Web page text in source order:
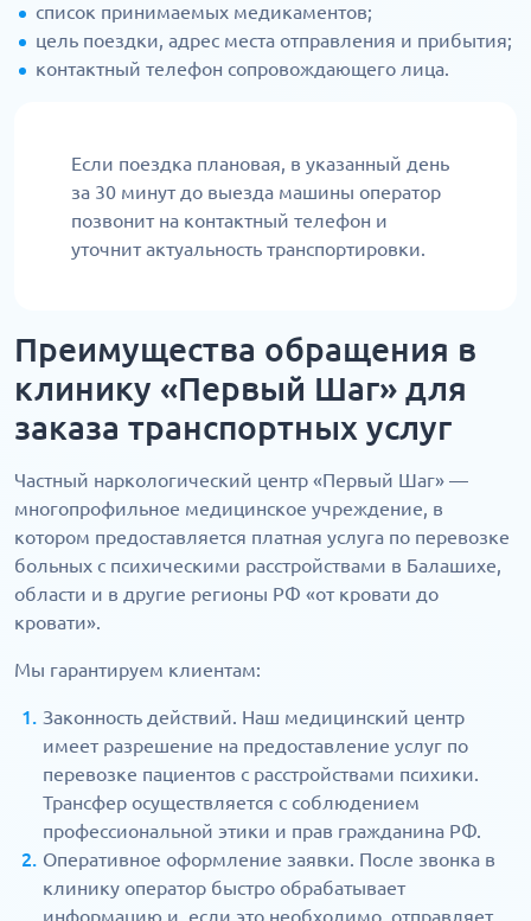
список принимаемых медикаментов;
цель поездки, адрес места отправления и прибытия;
контактный телефон сопровождающего лица.
Если поездка плановая, в указанный день
за 30 минут до выезда машины оператор
позвонит на контактный телефон и
уточнит актуальность транспортировки.
Преимущества обращения в
клинику «Первый Шаг» для
заказа транспортных услуг
Частный наркологический центр «Первый Шаг» —
многопрофильное медицинское учреждение, в
котором предоставляется платная услуга по перевозке
больных с психическими расстройствами в Балашихе,
области и в другие регионы РФ «от кровати до
кровати».
Мы гарантируем клиентам:
Законность действий. Наш медицинский центр
имеет разрешение на предоставление услуг по
перевозке пациентов с расстройствами психики.
Трансфер осуществляется с соблюдением
профессиональной этики и прав гражданина РФ.
Оперативное оформление заявки. После звонка в
клинику оператор быстро обрабатывает
информацию и, если это необходимо, отправляет